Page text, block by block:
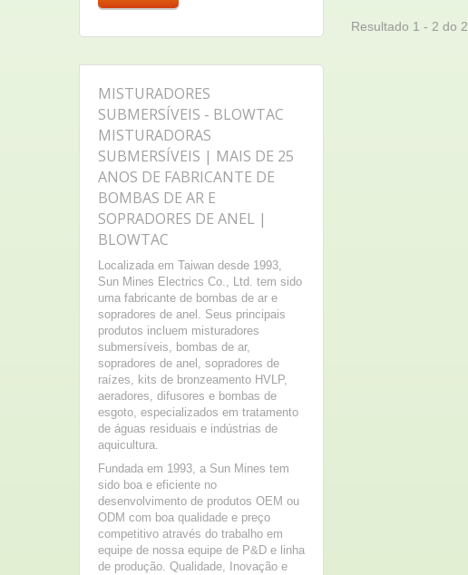
MISTURADORES
SUBMERSÍVEIS - BLOWTAC
MISTURADORAS
SUBMERSÍVEIS | MAIS DE 25
ANOS DE FABRICANTE DE
BOMBAS DE AR E
SOPRADORES DE ANEL |
BLOWTAC
Localizada em Taiwan desde 1993,
Sun Mines Electrics Co., Ltd. tem sido
uma fabricante de bombas de ar e
sopradores de anel. Seus principais
produtos incluem misturadores
submersíveis, bombas de ar,
sopradores de anel, sopradores de
raízes, kits de bronzeamento HVLP,
aeradores, difusores e bombas de
esgoto, especializados em tratamento
de águas residuais e indústrias de
aquicultura.
Fundada em 1993, a Sun Mines tem
sido boa e eficiente no
desenvolvimento de produtos OEM ou
ODM com boa qualidade e preço
competitivo através do trabalho em
equipe de nossa equipe de P&D e linha
de produção. Qualidade, Inovação e
Resultado 1 - 2 do 2